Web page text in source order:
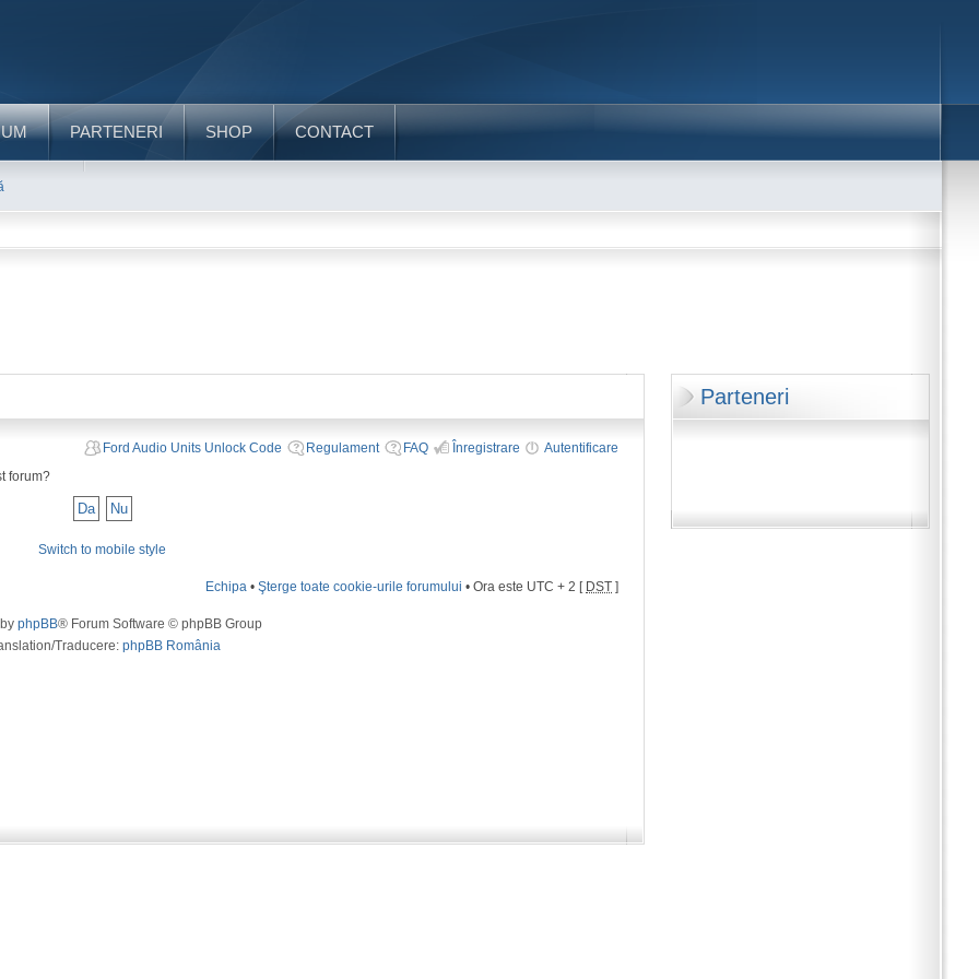
PARTENERI SHOP CONTACT
Parteneri
Ford Audio Units Unlock Code Regulament FAQ Înregistrare
Autentificare
forum?
Switch to mobile style
Echipa •Şterge toate cookie-urile forumului • Ora este UTC + 2 [ DST ]
phpBB® Forum Software © phpBB Group
Traducere: phpBB România